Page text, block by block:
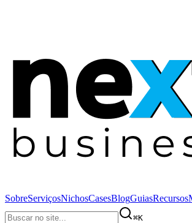
SobreServiçosNichosCasesBlogGuiasRecursos
⌘K